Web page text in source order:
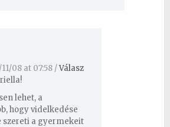
11/08 at 07:58 /Válasz
lehet, a
hogy videlkedése
szereti a gyermekeit